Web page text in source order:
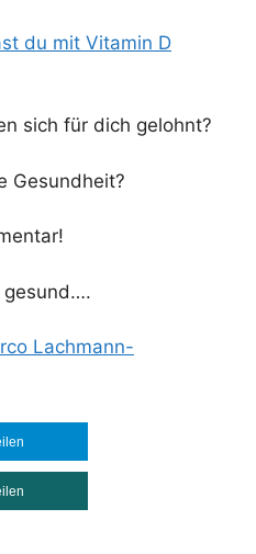
du mit Vitamin D
sich für dich gelohnt?
Gesundheit?
gesund….
Lachmann-